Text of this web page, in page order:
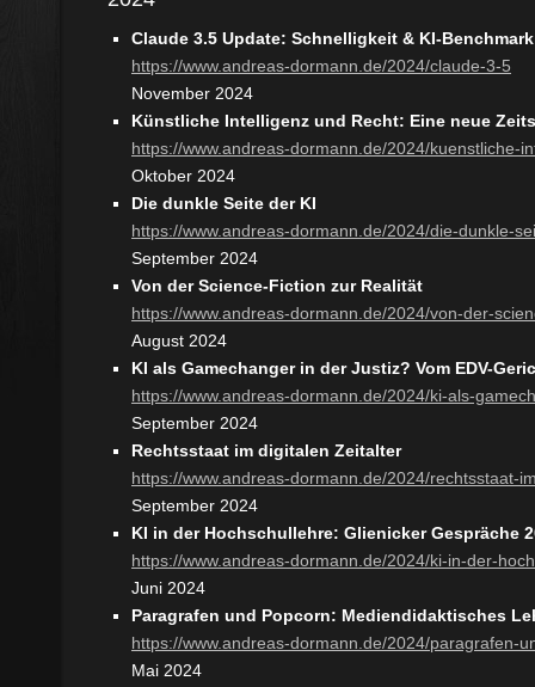
Claude 3.5 Update: Schnelligkeit & KI-Benchmark
https://www.andreas-dormann.de/2024/claude-3-5
November 2024
Künstliche Intelligenz und Recht: Eine neue
https://www.andreas-dormann.de/2024/kuenstliche-
Oktober 2024
Die dunkle Seite der KI
https://www.andreas-dormann.de/2024/die-dunkle-
September 2024
Von der Science-Fiction zur Realität
https://www.andreas-dormann.de/2024/von-der-
August 2024
KI als Gamechanger in der Justiz? Vom EDV-
https://www.andreas-dormann.de/2024/ki-als-
September 2024
Rechtsstaat im digitalen Zeitalter
https://www.andreas-dormann.de/2024/rechtsstaat-
September 2024
KI in der Hochschullehre: Glienicker Gespräche
https://www.andreas-dormann.de/2024/ki-in-der-
Juni 2024
Paragrafen und Popcorn: Mediendidaktisches
https://www.andreas-dormann.de/2024/paragrafen-
Mai 2024